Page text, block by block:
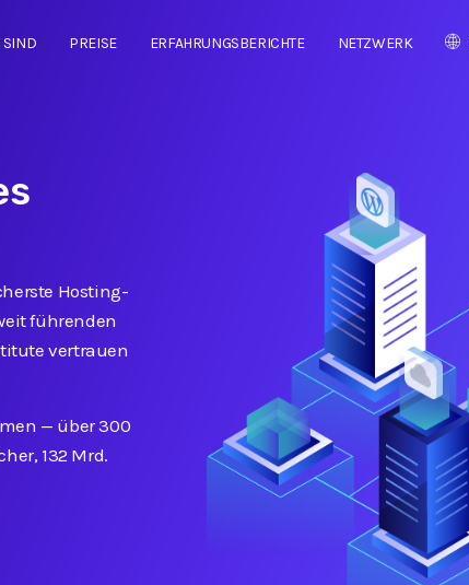
SIND PREISE ERFAHRUNGSBERICHTE NETZWERK
Hosting-
führenden
vertrauen
— über 300
132 Mrd.